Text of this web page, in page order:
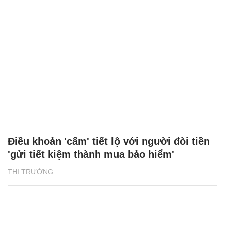
THỊ TRƯỜNG
Điều khoản 'cấm' tiết lộ với người đòi tiền
'gửi tiết kiệm thành mua bảo hiểm'